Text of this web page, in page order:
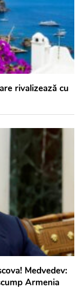
rivalizează cu
Medvedev:
Armenia